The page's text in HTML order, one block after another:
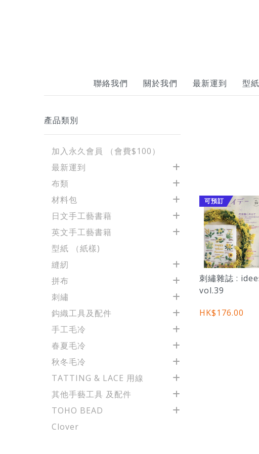
聯絡我們 關於我們 最新運到 型
產品類別
加入永久會員 （會費$100）
最新運到
布類
材料包
日文手工藝書藉
英文手工藝書籍
型紙 （紙樣)
縫紉
拼布
刺繡
鈎織工具及配件
手工毛冷
春夏毛冷
秋冬毛冷
TATTING & LACE 用線
其他手藝工具 及配件
TOHO BEAD
Clover
可預訂
刺繡雜誌 :
vol.39
HK$176.00